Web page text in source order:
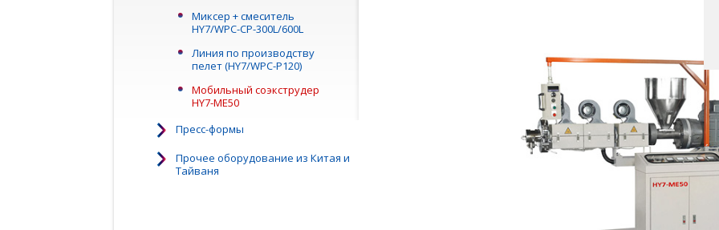
Миксер + смеситель
HY7/WPC-CP-300L/600L
Линия по производству
пелет (HY7/WPC-P120)
Мобильный соэкструдер
HY7-ME50
Пресс-формы
Прочее оборудование из Китая и
Тайваня